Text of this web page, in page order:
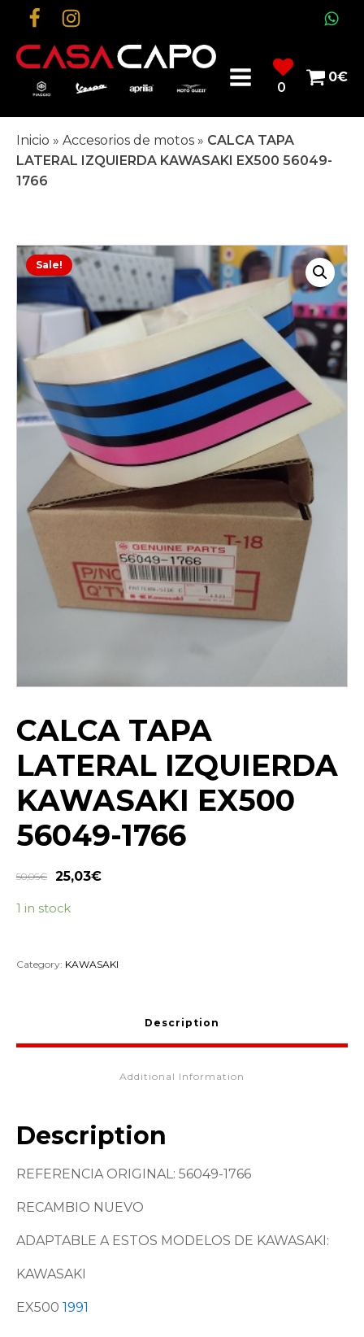
0
0€
Inicio » Accesorios de motos » CALCA TAPA
LATERAL IZQUIERDA KAWASAKI EX500 56049-
1766
Sale!
CALCA TAPA
LATERAL IZQUIERDA
KAWASAKI EX500
56049-1766
50,06€ 25,03€
1 in stock
Category: KAWASAKI
Description
Additional Information
Description
REFERENCIA ORIGINAL: 56049-1766
RECAMBIO NUEVO
ADAPTABLE A ESTOS MODELOS DE KAWASAKI:
KAWASAKI
EX500 1991